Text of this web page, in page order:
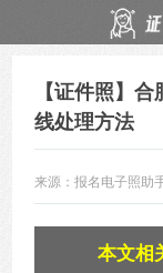
【证件照】
线处理方法
来源：报名电子照助
本文相